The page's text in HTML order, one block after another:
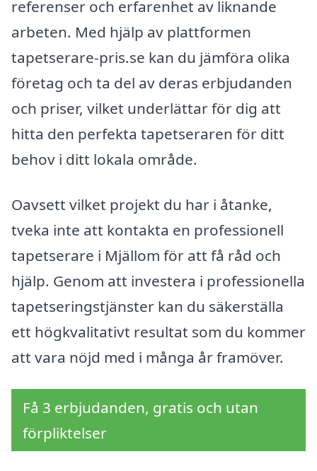
referenser och erfarenhet av liknande
arbeten. Med hjälp av plattformen
tapetserare-pris.se kan du jämföra olika
företag och ta del av deras erbjudanden
och priser, vilket underlättar för dig att
hitta den perfekta tapetseraren för ditt
behov i ditt lokala område.
Oavsett vilket projekt du har i åtanke,
tveka inte att kontakta en professionell
tapetserare i Mjällom för att få råd och
hjälp. Genom att investera i professionella
tapetseringstjänster kan du säkerställa
ett högkvalitativt resultat som du kommer
att vara nöjd med i många år framöver.
Få 3 erbjudanden, gratis och utan
förpliktelser